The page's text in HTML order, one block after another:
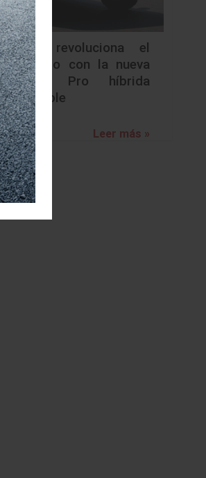
Nissan revoluciona el
segmento con la nueva
Frontier Pro híbrida
enchufable
Leer más »